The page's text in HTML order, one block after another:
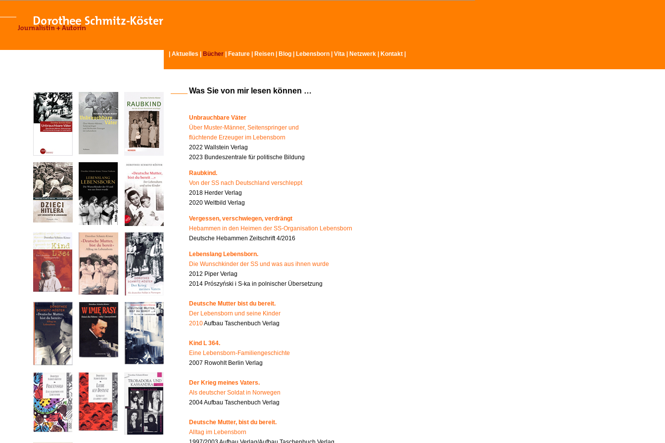
Aktuelles Bücher Feature Reisen Blog Lebensborn Vita Netzwerk Kontakt
Was Sie von mir lesen können …
Unbrauchbare Väter
Über Muster-Männer, Seitenspringer und
flüchtende Erzeuger im Lebensborn
2022 Wallstein Verlag
2023 Bundeszentrale für politische Bildung
Raubkind.
Von der SS nach Deutschland verschleppt
2018 Herder Verlag
2020 Weltbild Verlag
Vergessen, verschwiegen, verdrängt
Hebammen in den Heimen der SS-Organisation Lebensborn
Deutsche Hebammen Zeitschrift 4/2016
Lebenslang Lebensborn.
Die Wunschkinder der SS und was aus ihnen wurde
2012 Piper Verlag
2014 Prószyński i S-ka in polnischer Übersetzung
Deutsche Mutter bist du bereit.
Der Lebensborn und seine Kinder
2010Aufbau Taschenbuch Verlag
Kind L 364.
Eine Lebensborn-Familiengeschichte
2007 Rowohlt Berlin Verlag
Der Krieg meines Vaters.
Als deutscher Soldat in Norwegen
2004 Aufbau Taschenbuch Verlag
Deutsche Mutter, bist du bereit.
Alltag im Lebensborn